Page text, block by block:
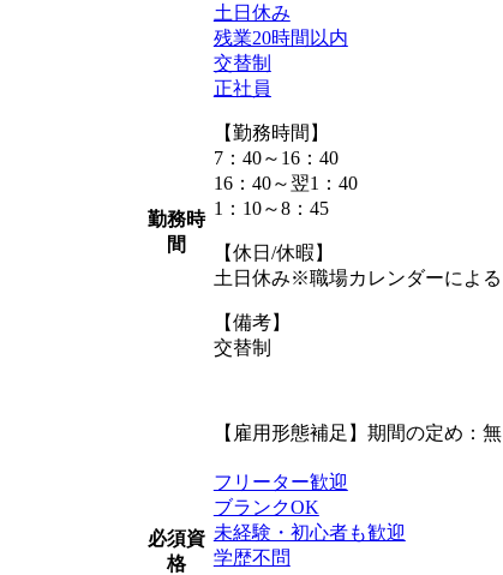
勤務時
間
土日休み
残業20時間以内
交替制
正社員
【勤務時間】
7：40～16：40
16：40～翌1：40
1：10～8：45
【休日/休暇】
土日休み※職場カレンダーによる
【備考】
交替制
【雇用形態補足】期間の定め：無
必須資
格
フリーター歓迎
ブランクOK
未経験・初心者も歓迎
学歴不問